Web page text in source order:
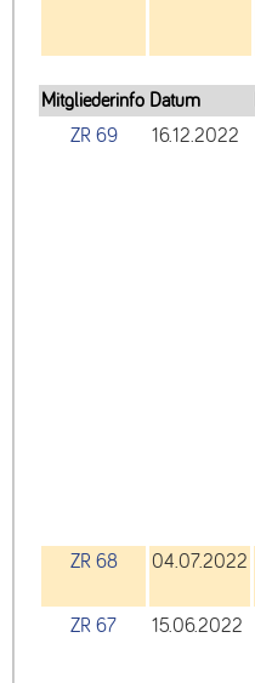
Mitgliederinfo Datum
ZR 69
16.12.2022
ZR 68
04.07.2022
ZR 67
15.06.2022